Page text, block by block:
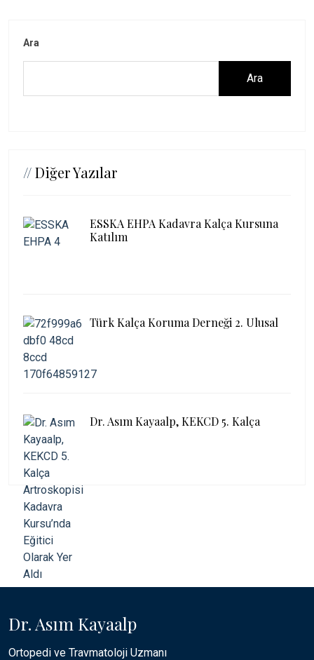
Ara
Ara
//Diğer Yazılar
ESSKA EHPA Kadavra Kalça Kursuna
Katılım
Türk Kalça Koruma Derneği 2. Ulusal
Dr. Asım Kayaalp, KEKCD 5. Kalça
Dr. Asım Kayaalp
Ortopedi ve Travmatoloji Uzmanı